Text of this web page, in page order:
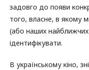
задовго до появи
того, власне, в якому
(або наших найближчих
ідентифікувати.
В українському кіно,